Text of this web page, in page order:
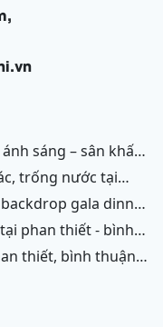
thiết, ninh thuận
cánh gà, chữ nổi
đèn led và ốp alu
- ninh chữ - phan
rang